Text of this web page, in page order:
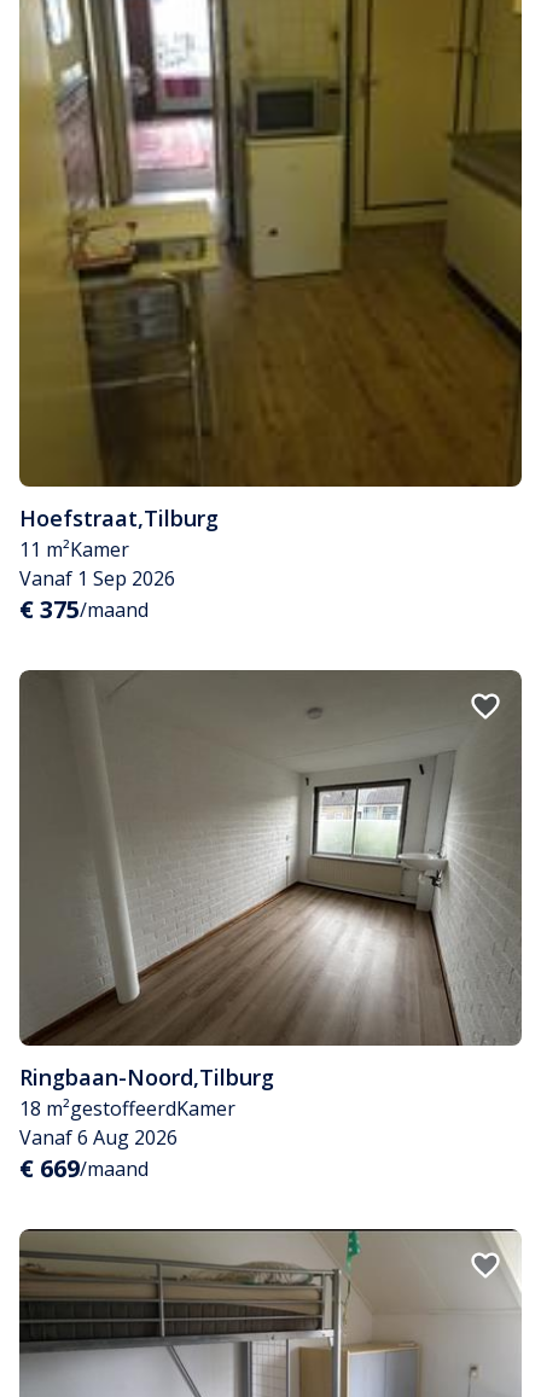
Hoefstraat,Tilburg
11 m²Kamer
Vanaf 1 Sep 2026
€ 375/maand
Ringbaan-Noord,Tilburg
18 m²gestoffeerdKamer
Vanaf 6 Aug 2026
€ 669/maand